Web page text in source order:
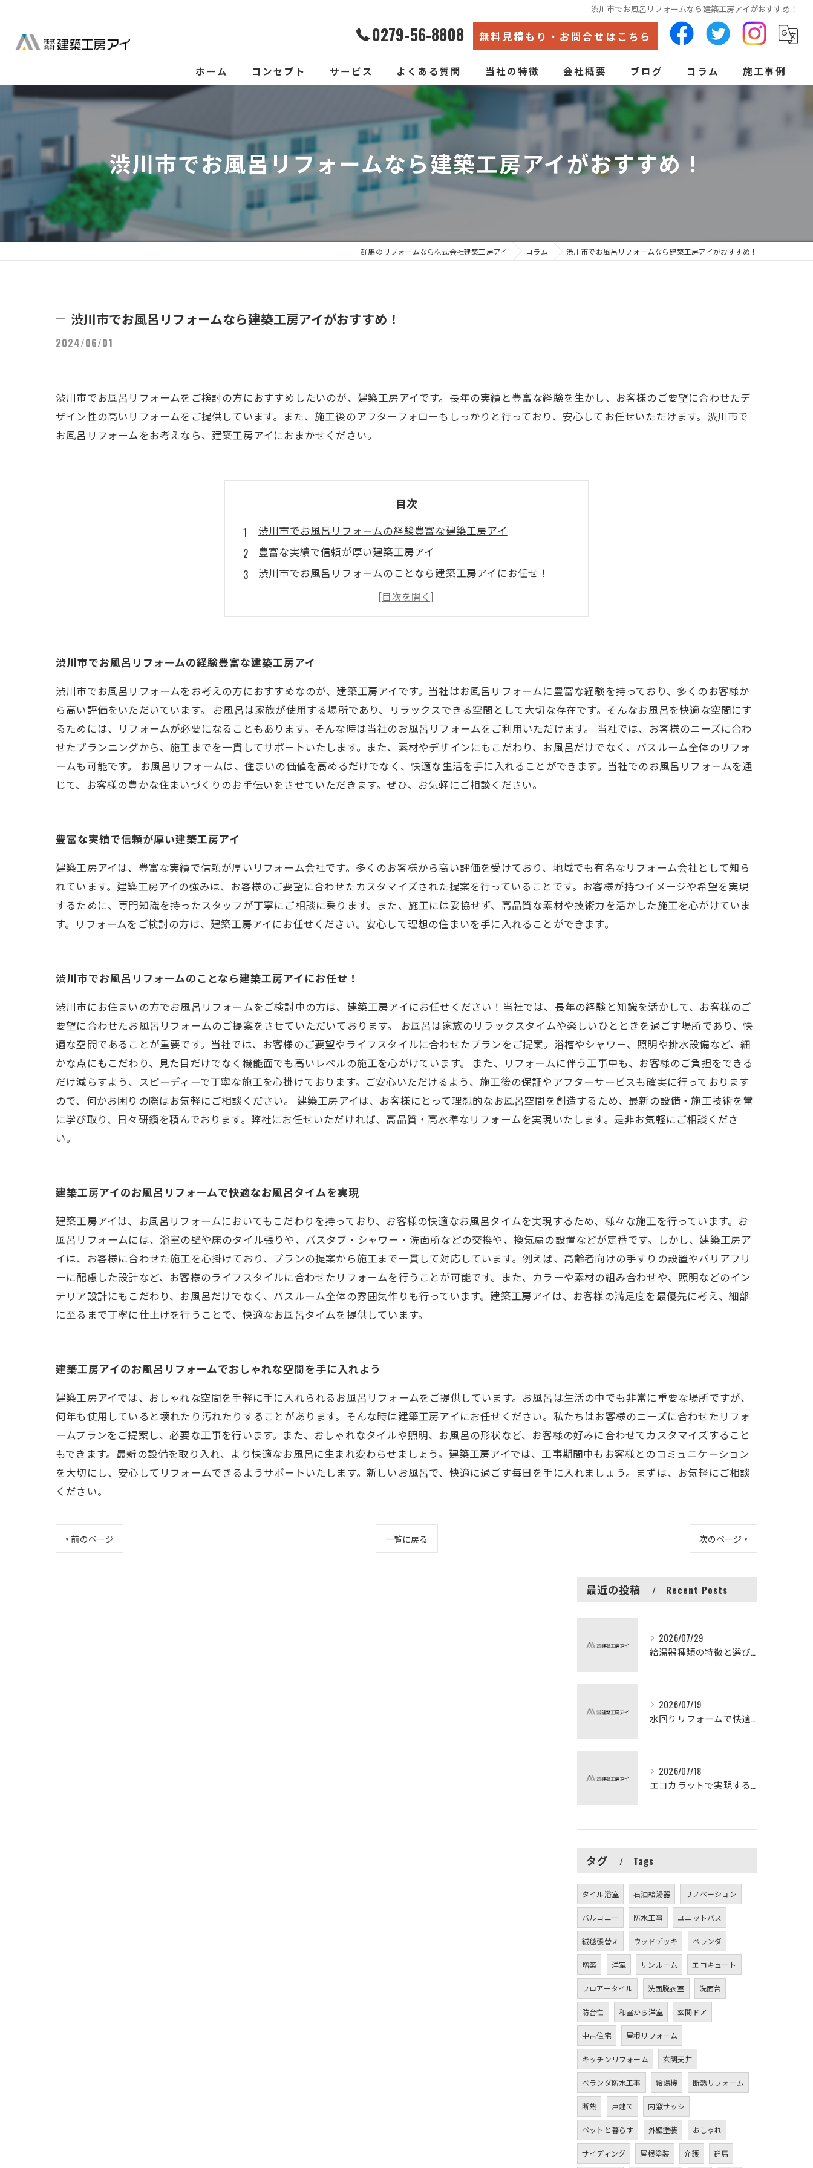
渋川市でお風呂リフォームなら建築工房アイがおすすめ！
0279-56-8808 無料見積もり・お問合せはこちら
ホーム コンセプト サービス
新築そっくりリフォーム
よくある質問 当社の特徴
水回り
断熱
会社概要
代表あいさつ
ブログ コラム 施工事例
渋川市でお風呂リフォームなら建築工房アイがおすすめ！
群馬のリフォームなら株式会社建築工房アイ コラム 渋川市でお風呂リフォームなら建築工房アイがおすすめ！
渋川市でお風呂リフォームなら建築工房アイがおすすめ！
2024/06/01
渋川市でお風呂リフォームをご検討の方におすすめしたいのが、建築工房アイです。長年の実績と豊富な経験を生かし、お客様のご要望に合わせたデ
ザイン性の高いリフォームをご提供しています。また、施工後のアフターフォローもしっかりと行っており、安心してお任せいただけます。渋川市で
お風呂リフォームをお考えなら、建築工房アイにおまかせください。
目次
渋川市でお風呂リフォームの経験豊富な建築工房アイ
豊富な実績で信頼が厚い建築工房アイ
渋川市でお風呂リフォームのことなら建築工房アイにお任せ！
建築工房アイのお風呂リフォームで快適なお風呂タイムを実現
建築工房アイのお風呂リフォームでおしゃれな空間を手に入れよう
渋川市でお風呂リフォームの経験豊富な建築工房アイ
渋川市でお風呂リフォームをお考えの方におすすめなのが、建築工房アイです。当社はお風呂リフォームに豊富な経験を持っており、多くのお客様か
ら高い評価をいただいています。 お風呂は家族が使用する場所であり、リラックスできる空間として大切な存在です。そんなお風呂を快適な空間にす
るためには、リフォームが必要になることもあります。そんな時は当社のお風呂リフォームをご利用いただけます。 当社では、お客様のニーズに合わ
せたプランニングから、施工までを一貫してサポートいたします。また、素材やデザインにもこだわり、お風呂だけでなく、バスルーム全体のリフォ
ームも可能です。 お風呂リフォームは、住まいの価値を高めるだけでなく、快適な生活を手に入れることができます。当社でのお風呂リフォームを通
じて、お客様の豊かな住まいづくりのお手伝いをさせていただきます。ぜひ、お気軽にご相談ください。
豊富な実績で信頼が厚い建築工房アイ
建築工房アイは、豊富な実績で信頼が厚いリフォーム会社です。多くのお客様から高い評価を受けており、地域でも有名なリフォーム会社として知ら
れています。建築工房アイの強みは、お客様のご要望に合わせたカスタマイズされた提案を行っていることです。お客様が持つイメージや希望を実現
するために、専門知識を持ったスタッフが丁寧にご相談に乗ります。また、施工には妥協せず、高品質な素材や技術力を活かした施工を心がけていま
す。リフォームをご検討の方は、建築工房アイにお任せください。安心して理想の住まいを手に入れることができます。
渋川市でお風呂リフォームのことなら建築工房アイにお任せ！
渋川市にお住まいの方でお風呂リフォームをご検討中の方は、建築工房アイにお任せください！当社では、長年の経験と知識を活かして、お客様のご
要望に合わせたお風呂リフォームのご提案をさせていただいております。 お風呂は家族のリラックスタイムや楽しいひとときを過ごす場所であり、快
適な空間であることが重要です。当社では、お客様のご要望やライフスタイルに合わせたプランをご提案。浴槽やシャワー、照明や排水設備など、細
かな点にもこだわり、見た目だけでなく機能面でも高いレベルの施工を心がけています。 また、リフォームに伴う工事中も、お客様のご負担をできる
だけ減らすよう、スピーディーで丁寧な施工を心掛けております。ご安心いただけるよう、施工後の保証やアフターサービスも確実に行っております
ので、何かお困りの際はお気軽にご相談ください。 建築工房アイは、お客様にとって理想的なお風呂空間を創造するため、最新の設備・施工技術を常
に学び取り、日々研鑽を積んでおります。弊社にお任せいただければ、高品質・高水準なリフォームを実現いたします。是非お気軽にご相談くださ
い。
建築工房アイのお風呂リフォームで快適なお風呂タイムを実現
建築工房アイは、お風呂リフォームにおいてもこだわりを持っており、お客様の快適なお風呂タイムを実現するため、様々な施工を行っています。お
風呂リフォームには、浴室の壁や床のタイル張りや、バスタブ・シャワー・洗面所などの交換や、換気扇の設置などが定番です。しかし、建築工房ア
イは、お客様に合わせた施工を心掛けており、プランの提案から施工まで一貫して対応しています。例えば、高齢者向けの手すりの設置やバリアフリ
ーに配慮した設計など、お客様のライフスタイルに合わせたリフォームを行うことが可能です。また、カラーや素材の組み合わせや、照明などのイン
テリア設計にもこだわり、お風呂だけでなく、バスルーム全体の雰囲気作りも行っています。建築工房アイは、お客様の満足度を最優先に考え、細部
に至るまで丁寧に仕上げを行うことで、快適なお風呂タイムを提供しています。
建築工房アイのお風呂リフォームでおしゃれな空間を手に入れよう
建築工房アイでは、おしゃれな空間を手軽に手に入れられるお風呂リフォームをご提供しています。お風呂は生活の中でも非常に重要な場所ですが、
何年も使用していると壊れたり汚れたりすることがあります。そんな時は建築工房アイにお任せください。私たちはお客様のニーズに合わせたリフォ
ームプランをご提案し、必要な工事を行います。また、おしゃれなタイルや照明、お風呂の形状など、お客様の好みに合わせてカスタマイズすること
もできます。最新の設備を取り入れ、より快適なお風呂に生まれ変わらせましょう。建築工房アイでは、工事期間中もお客様とのコミュニケーション
を大切にし、安心してリフォームできるようサポートいたします。新しいお風呂で、快適に過ごす毎日を手に入れましょう。まずは、お気軽にご相談
ください。
< 前のページ 一覧に戻る 次のページ >
最近の投稿 Recent Posts
2026/07/29
給湯器種類の特徴と選び方ガイド
2026/07/19
水回りリフォームで快適な暮らしを実現する方法
2026/07/18
エコカラットで実現する快適リフォームの秘訣
タグ Tags
タイル浴室 石油給湯器 リノベーション
バルコニー 防水工事 ユニットバス
絨毯張替え ウッドデッキ ベランダ
増築 洋室 サンルーム エコキュート
フロアータイル 洗面脱衣室 洗面台
防音性 和室から洋室 玄関ドア
中古住宅 屋根リフォーム
キッチンリフォーム 玄関天井
ベランダ防水工事 給湯機 断熱リフォーム
断熱 戸建て 内窓サッシ
ペットと暮らす 外壁塗装 おしゃれ
サイディング 屋根塗装 介護 群馬